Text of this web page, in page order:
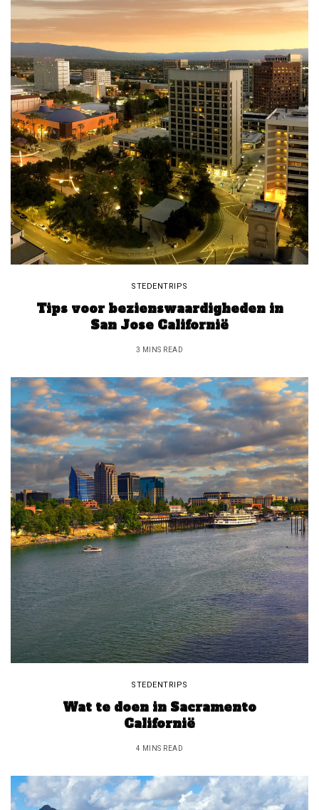
STEDENTRIPS
Tips voor bezienswaardigheden in
San Jose Californië
3 MINS READ
STEDENTRIPS
Wat te doen in Sacramento
Californië
4 MINS READ